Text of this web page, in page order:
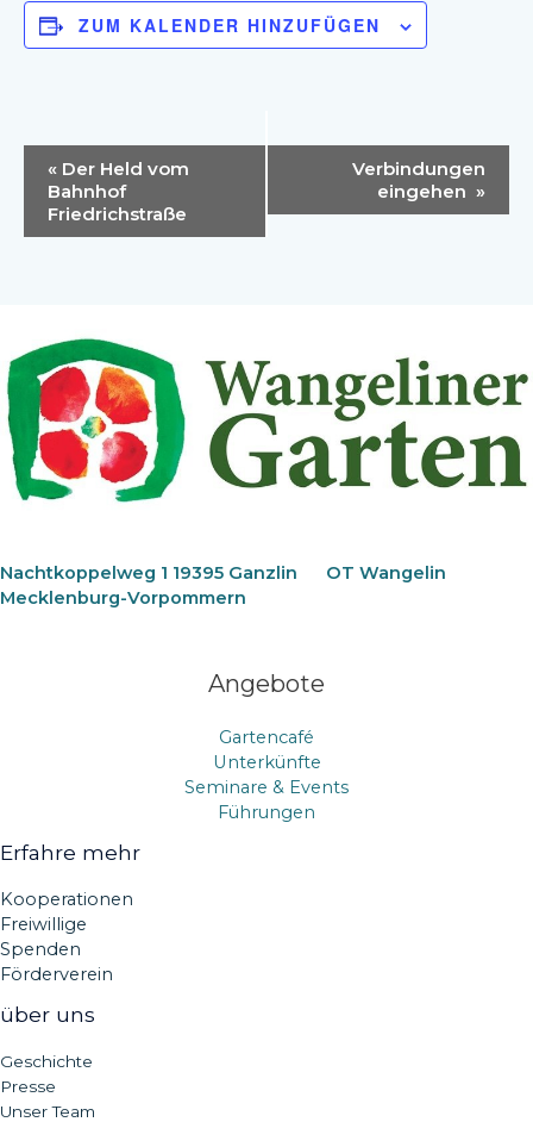
ZUM KALENDER HINZUFÜGEN
Navigation
« Der Held vom
Bahnhof
Friedrichstraße
Verbindungen
eingehen »
Nachtkoppelweg 1 19395 Ganzlin OT Wangelin
Mecklenburg-Vorpommern
Angebote
Gartencafé
Unterkünfte
Seminare & Events
Führungen
Erfahre mehr
Kooperationen
Freiwillige
Spenden
Förderverein
über uns
Geschichte
Presse
Unser Team